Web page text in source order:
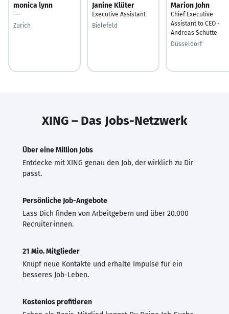
monica lynn
---
Zurich
Janine Klüter
Executive Assistant
Bielefeld
Marion John
Chief Executive
Assistant to CEO -
Andreas Schütte
Düsseldorf
XING – Das Jobs-Netzwerk
Über eine Million Jobs
Entdecke mit XING genau den Job, der wirklich zu Dir
passt.
Persönliche Job-Angebote
Lass Dich finden von Arbeitgebern und über 20.000
Recruiter·innen.
21 Mio. Mitglieder
Knüpf neue Kontakte und erhalte Impulse für ein
besseres Job-Leben.
Kostenlos profitieren